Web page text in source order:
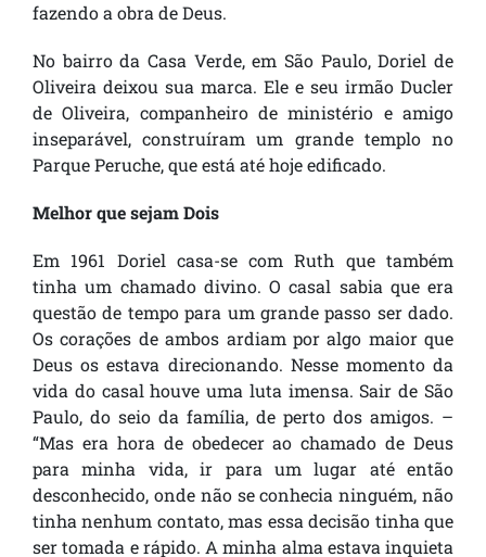
fazendo a obra de Deus.
No bairro da Casa Verde, em São Paulo, Doriel de
Oliveira deixou sua marca. Ele e seu irmão Ducler
de Oliveira, companheiro de ministério e amigo
inseparável, construíram um grande templo no
Parque Peruche, que está até hoje edificado.
Melhor que sejam Dois
Em 1961 Doriel casa-se com Ruth que também
tinha um chamado divino. O casal sabia que era
questão de tempo para um grande passo ser dado.
Os corações de ambos ardiam por algo maior que
Deus os estava direcionando. Nesse momento da
vida do casal houve uma luta imensa. Sair de São
Paulo, do seio da família, de perto dos amigos. –
“Mas era hora de obedecer ao chamado de Deus
para minha vida, ir para um lugar até então
desconhecido, onde não se conhecia ninguém, não
tinha nenhum contato, mas essa decisão tinha que
ser tomada e rápido. A minha alma estava inquieta